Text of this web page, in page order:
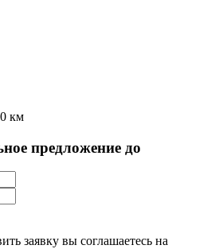
км
предложение до
заявку вы соглашаетесь на